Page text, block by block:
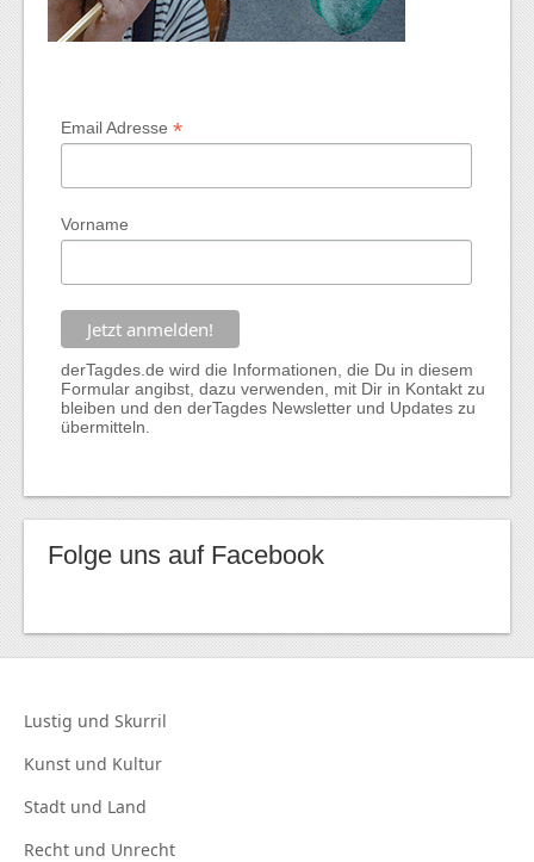
Email Adresse*
Vorname
derTagdes.de wird die Informationen, die Du in diesem
Formular angibst, dazu verwenden, mit Dir in Kontakt zu
bleiben und den derTagdes Newsletter und Updates zu
übermitteln.
Folge uns auf Facebook
Lustig und Skurril
Kunst und Kultur
Stadt und Land
Recht und Unrecht